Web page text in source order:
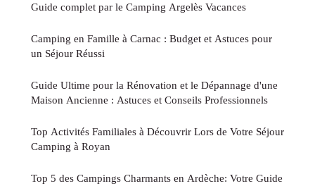
Guide complet par le Camping Argelès Vacances
Camping en Famille à Carnac : Budget et Astuces pour
un Séjour Réussi
Guide Ultime pour la Rénovation et le Dépannage d'une
Maison Ancienne : Astuces et Conseils Professionnels
Top Activités Familiales à Découvrir Lors de Votre Séjour
Camping à Royan
Top 5 des Campings Charmants en Ardèche: Votre Guide